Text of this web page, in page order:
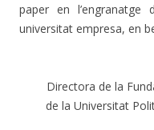
paper en
universitat empresa, en
Directora de la
de la Universitat